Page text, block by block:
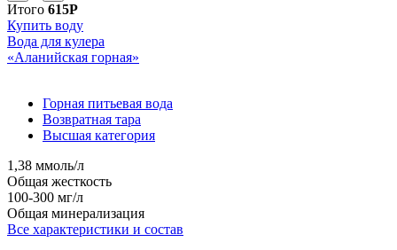
Итого 615Р
Купить воду
Вода для кулера
«Аланийская горная»
Горная питьевая вода
Возвратная тара
Высшая категория
1,38 ммоль/л
Общая жесткость
100-300 мг/л
Общая минерализация
Все характеристики и состав